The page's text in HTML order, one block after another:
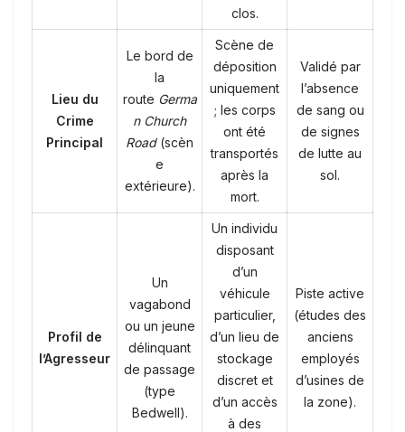
clos.
Lieu du
Crime
Principal
Le bord de
la
route Germa
n Church
Road(scèn
e
extérieure).
Scène de
déposition
uniquement
; les corps
ont été
transportés
après la
mort.
Validé par
l’absence
de sang ou
de signes
de lutte au
sol.
Profil de
l’Agresseur
Un
vagabond
ou un jeune
délinquant
de passage
(type
Bedwell).
Un individu
disposant
d’un
véhicule
particulier,
d’un lieu de
stockage
discret et
d’un accès
à des
Piste active
(études des
anciens
employés
d’usines de
la zone).